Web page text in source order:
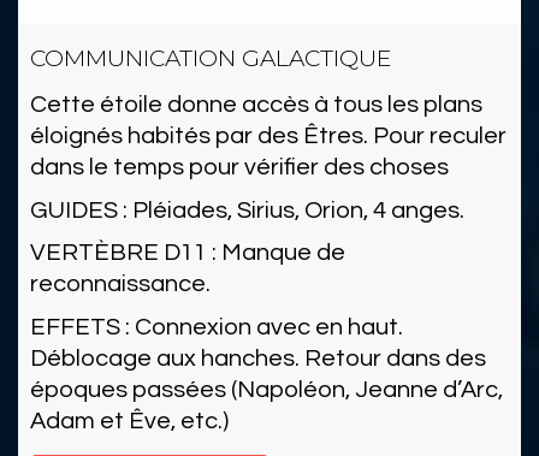
COMMUNICATION GALACTIQUE
Cette étoile donne accès à tous les plans
éloignés habités par des Êtres. Pour reculer
dans le temps pour vérifier des choses
GUIDES : Pléiades, Sirius, Orion, 4 anges.
VERTÈBRE D11 : Manque de
reconnaissance.
EFFETS : Connexion avec en haut.
Déblocage aux hanches. Retour dans des
époques passées (Napoléon, Jeanne d’Arc,
Adam et Êve, etc.)